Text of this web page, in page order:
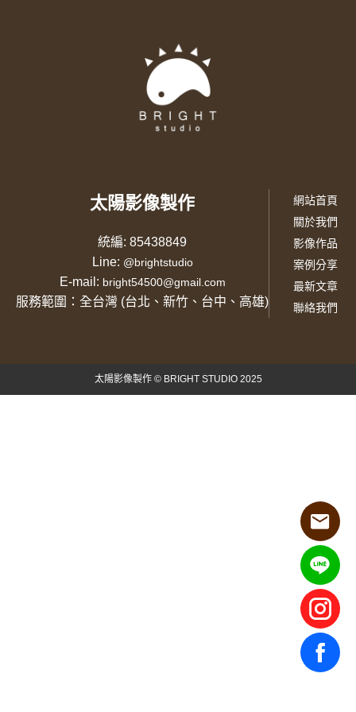
太陽影像製作
統編: 85438849
Line: @brightstudio
E-mail: bright54500@gmail.com
服務範圍：全台灣 (台北、新竹、台中、高雄)
網站首頁
關於我們
影像作品
案例分享
最新文章
聯絡我們
太陽影像製作 © BRIGHT STUDIO 2025